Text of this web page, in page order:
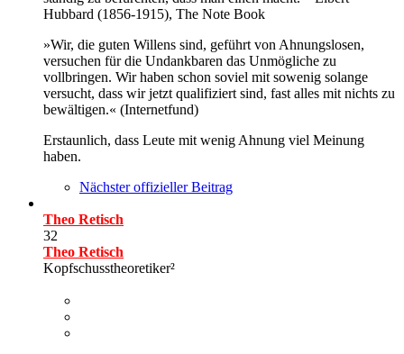
Hubbard (1856-1915), The Note Book
»Wir, die guten Willens sind, geführt von Ahnungslosen,
versuchen für die Undankbaren das Unmögliche zu
vollbringen. Wir haben schon soviel mit sowenig solange
versucht, dass wir jetzt qualifiziert sind, fast alles mit nichts zu
bewältigen.« (Internetfund)
Erstaunlich, dass Leute mit wenig Ahnung viel Meinung
haben.
Nächster offizieller Beitrag
Theo Retisch
32
Theo Retisch
Kopfschusstheoretiker²